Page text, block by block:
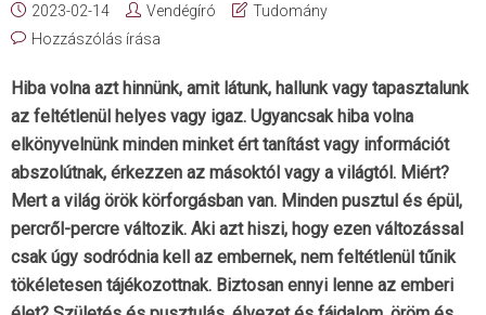
2023-02-14 Vendégíró
Tudomány
Hozzászólás írása
Hiba volna azt hinnünk, amit látunk, hallunk vagy tapasztalunk
az feltétlenül helyes vagy igaz. Ugyancsak hiba volna
elkönyvelnünk minden minket ért tanítást vagy információt
abszolútnak, érkezzen az másoktól vagy a világtól. Miért?
Mert a világ örök körforgásban van. Minden pusztul és épül,
percről-percre változik. Aki azt hiszi, hogy ezen változással
csak úgy sodródnia kell az embernek, nem feltétlenül tűnik
tökéletesen tájékozottnak. Biztosan ennyi lenne az emberi